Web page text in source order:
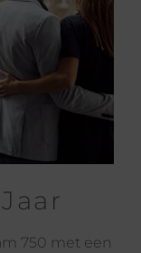
750 met een